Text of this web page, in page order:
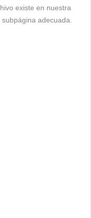
existe en nuestra
adecuada.